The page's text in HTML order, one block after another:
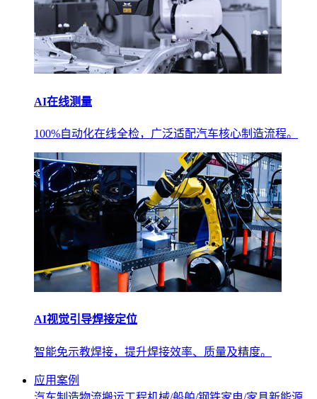
AI在线测量
100%自动化在线全检，广泛适配汽车核心制造流程。
AI视觉引导焊接定位
智能免示教焊接，提升焊接效率、质量及精度。
应用案例